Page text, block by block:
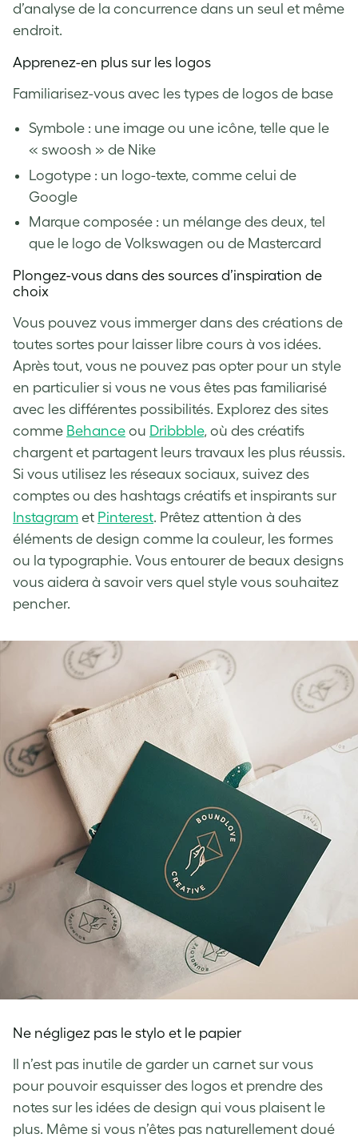
d’analyse de la concurrence dans un seul et même
endroit.
Apprenez-en plus sur les logos
Familiarisez-vous avec les types de logos de base
Symbole : une image ou une icône, telle que le
« swoosh » de Nike
Logotype : un logo-texte, comme celui de
Google
Marque composée : un mélange des deux, tel
que le logo de Volkswagen ou de Mastercard
Plongez-vous dans des sources d’inspiration de
choix
Vous pouvez vous immerger dans des créations de
toutes sortes pour laisser libre cours à vos idées.
Après tout, vous ne pouvez pas opter pour un style
en particulier si vous ne vous êtes pas familiarisé
avec les différentes possibilités. Explorez des sites
comme Behance ou Dribbble, où des créatifs
chargent et partagent leurs travaux les plus réussis.
Si vous utilisez les réseaux sociaux, suivez des
comptes ou des hashtags créatifs et inspirants sur
Instagram et Pinterest. Prêtez attention à des
éléments de design comme la couleur, les formes
ou la typographie. Vous entourer de beaux designs
vous aidera à savoir vers quel style vous souhaitez
pencher.
Ne négligez pas le stylo et le papier
Il n’est pas inutile de garder un carnet sur vous
pour pouvoir esquisser des logos et prendre des
notes sur les idées de design qui vous plaisent le
plus. Même si vous n’êtes pas naturellement doué